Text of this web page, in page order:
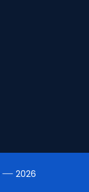
2026